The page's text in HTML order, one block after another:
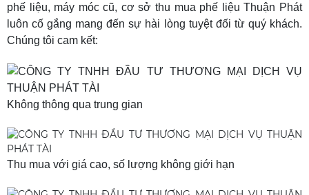
phế liệu, máy móc cũ, cơ sở thu mua phế liệu Thuận Phát
luôn cố gắng mang đến sự hài lòng tuyệt đối từ quý khách.
Chúng tôi cam kết:
Không thông qua trung gian
Thu mua với giá cao, số lượng không giới hạn